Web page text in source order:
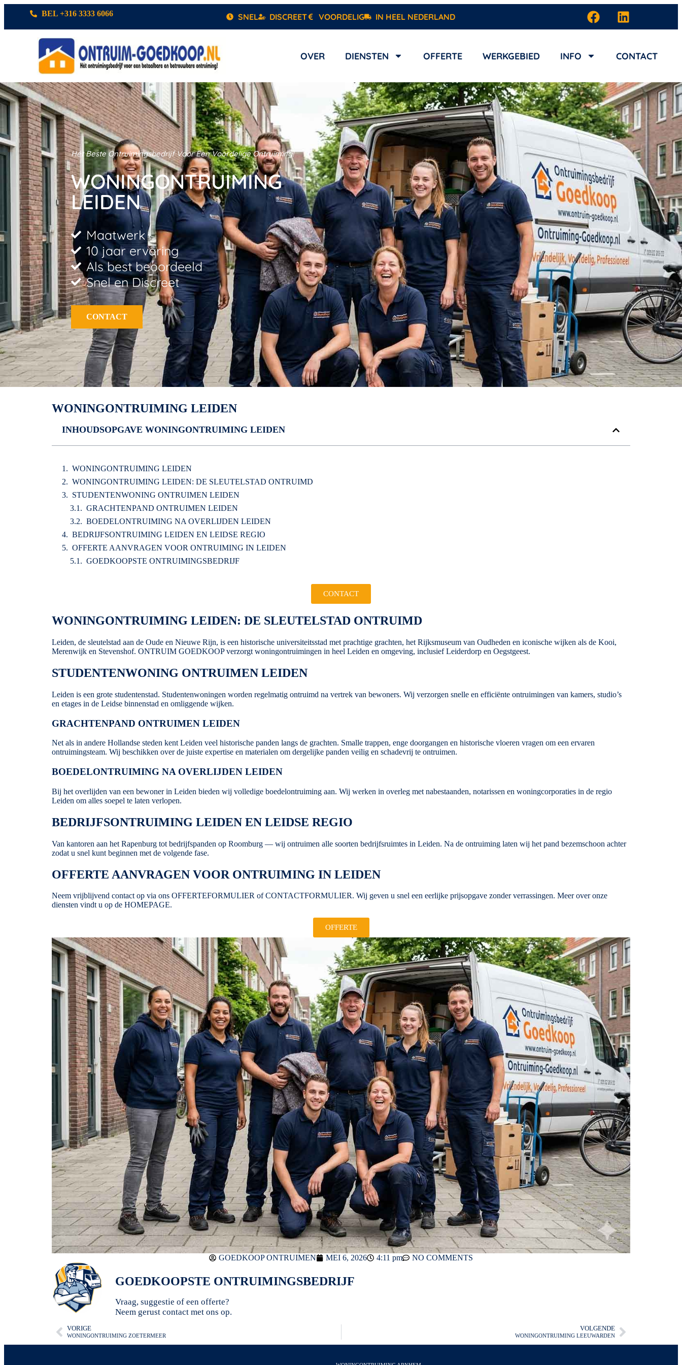
BEL +316 3333 6066 SNEL DISCREET VOORDELIG IN HEEL NEDERLAND
OVER DIENSTEN OFFERTE WERKGEBIED INFO CONTACT
Hét Beste Ontruimingsbedrijf Voor Een Voordelige Ontruiming!
WONINGONTRUIMING
LEIDEN
Maatwerk
10 jaar ervaring
Als best beoordeeld
Snel en Discreet
CONTACT
WONINGONTRUIMING LEIDEN
INHOUDSOPGAVE WONINGONTRUIMING LEIDEN
WONINGONTRUIMING LEIDEN
WONINGONTRUIMING LEIDEN: DE SLEUTELSTAD ONTRUIMD
STUDENTENWONING ONTRUIMEN LEIDEN
GRACHTENPAND ONTRUIMEN LEIDEN
BOEDELONTRUIMING NA OVERLIJDEN LEIDEN
BEDRIJFSONTRUIMING LEIDEN EN LEIDSE REGIO
OFFERTE AANVRAGEN VOOR ONTRUIMING IN LEIDEN
GOEDKOOPSTE ONTRUIMINGSBEDRIJF
CONTACT
WONINGONTRUIMING LEIDEN: DE SLEUTELSTAD ONTRUIMD
Leiden, de sleutelstad aan de Oude en Nieuwe Rijn, is een historische universiteitsstad met prachtige grachten, het Rijksmuseum van Oudheden en iconische wijken als de Kooi,
Merenwijk en Stevenshof. ONTRUIM GOEDKOOPverzorgt woningontruimingen in heel Leiden en omgeving, inclusief Leiderdorp en Oegstgeest.
STUDENTENWONING ONTRUIMEN LEIDEN
Leiden is een grote studentenstad. Studentenwoningen worden regelmatig ontruimd na vertrek van bewoners. Wij verzorgen snelle en efficiënte ontruimingen van kamers, studio’s
en etages in de Leidse binnenstad en omliggende wijken.
GRACHTENPAND ONTRUIMEN LEIDEN
Net als in andere Hollandse steden kent Leiden veel historische panden langs de grachten. Smalle trappen, enge doorgangen en historische vloeren vragen om een ervaren
ontruimingsteam. Wij beschikken over de juiste expertise en materialen om dergelijke panden veilig en schadevrij te ontruimen.
BOEDELONTRUIMING NA OVERLIJDEN LEIDEN
Bij het overlijden van een bewoner in Leiden bieden wij volledige boedelontruiming aan. Wij werken in overleg met nabestaanden, notarissen en woningcorporaties in de regio
Leiden om alles soepel te laten verlopen.
BEDRIJFSONTRUIMING LEIDEN EN LEIDSE REGIO
Van kantoren aan het Rapenburg tot bedrijfspanden op Roomburg — wij ontruimen alle soorten bedrijfsruimtes in Leiden. Na de ontruiming laten wij het pand bezem­schoon achter
zodat u snel kunt beginnen met de volgende fase.
OFFERTE AANVRAGEN VOOR ONTRUIMING IN LEIDEN
Neem vrijblijvend contact op via ons OFFERTEFORMULIER ofCONTACTFORMULIER. Wij geven u snel een eerlijke prijsopgave zonder verrassingen. Meer over onze
diensten vindt u op de HOMEPAGE.
OFFERTE
GOEDKOOP ONTRUIMEN MEI 6, 2026 4:11 pm NO COMMENTS
GOEDKOOPSTE ONTRUIMINGSBEDRIJF
Vraag, suggestie of een offerte?
Neem gerust contact met ons op.
VORIGE
WONINGONTRUIMING ZOETERMEER
VOLGENDE
WONINGONTRUIMING LEEUWARDEN